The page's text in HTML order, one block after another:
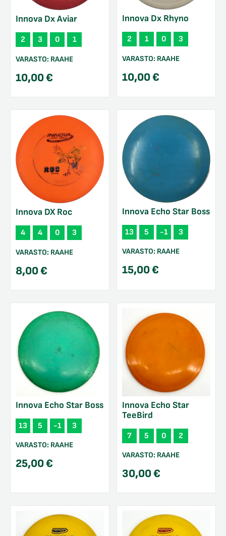
Innova Dx Aviar
2 3 0 1
VARASTO: RAAHE
10,00€
Innova Dx Rhyno
2 1 0 3
VARASTO: RAAHE
10,00€
Innova DX Roc
4 4 0 3
VARASTO: RAAHE
8,00€
Innova Echo Star Boss
13 5 -1 3
VARASTO: RAAHE
15,00€
Innova Echo Star Boss
13 5 -1 3
VARASTO: RAAHE
25,00€
Innova Echo Star
TeeBird
7 5 0 2
VARASTO: RAAHE
30,00€